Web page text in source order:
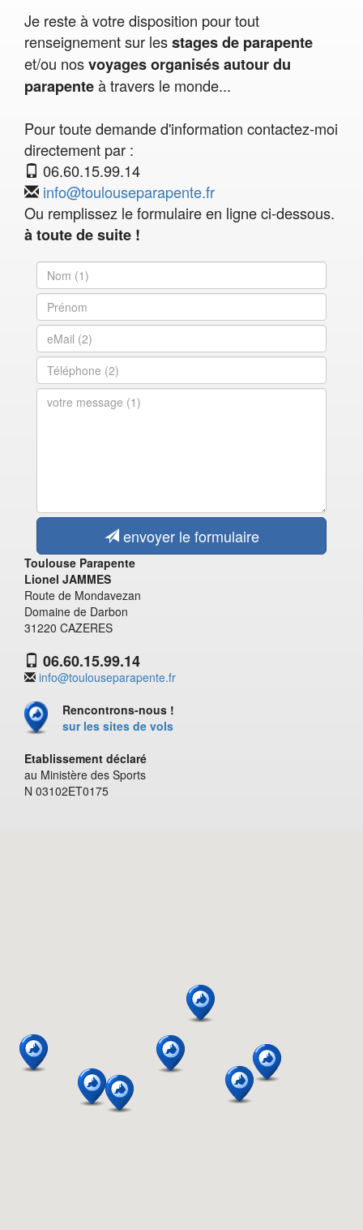
Je reste à votre disposition pour tout
renseignement sur lesstages de parapente
et/ou nosvoyages organisés autour du
parapenteà travers le monde...
Pour toute demande d'information contactez-moi
directement par :
06.60.15.99.14
info@toulouseparapente.fr
Ou remplissez le formulaire en ligne ci-dessous.
à toute de suite !
envoyer le formulaire
Toulouse Parapente
Lionel JAMMES
Route de Mondavezan
Domaine de Darbon
31220 CAZERES
06.60.15.99.14
info@toulouseparapente.fr
Rencontrons-nous !
sur les sites de vols
Etablissement déclaré
au Ministère des Sports
N 03102ET0175